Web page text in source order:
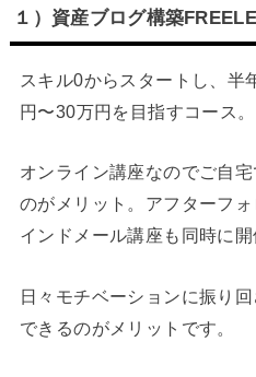
１）資産ブログ構築
スキル0からスタートし、半
円〜30万円を目指すコース。
オンライン講座なのでご自
のがメリット。アフターフ
インドメール講座も同時に開
日々モチベーションに振り
できるのがメリットです。